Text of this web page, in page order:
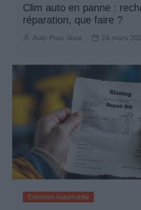
Clim auto en panne :
réparation, que faire ?
Auto Pour Vous 24 mars
Entretien Automobile